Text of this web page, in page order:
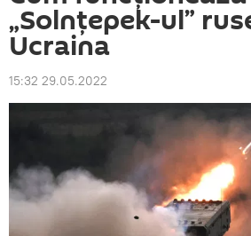
„Solnțepek-ul”
Ucraina
15:32 29.05.2022